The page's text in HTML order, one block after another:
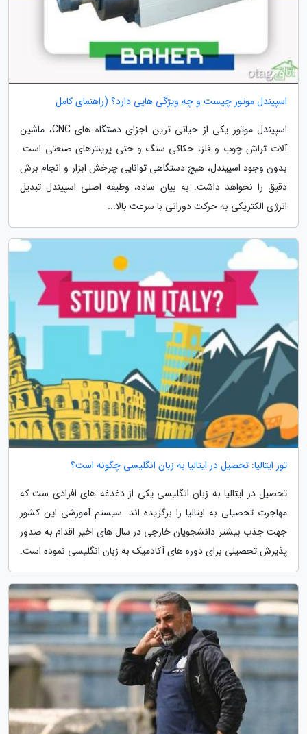
اسپیندل موتور چیست و چه ویژگی هایی دارد؟ (راهنمای کامل
اسپیندل موتور یکی از حیاتی ترین اجزای دستگاه های CNC، ماشین
آلات تراش چوب و فلز، حکاکی سنگ و حتی پرینترهای صنعتی است.
بدون وجود اسپیندل، هیچ دستگاهی توانایی چرخش ابزار و انجام برش
دقیق را نخواهد داشت. به بیان ساده، وظیفه اصلی اسپیندل تبدیل
انرژی الکتریکی به حرکت دورانی با سرعت بالا...
تور ایتالیا: تحصیل در ایتالیا به زبان انگلیسی چگونه است؟
تحصیل در ایتالیا به زبان انگلیسی یکی از دغدغه های افرادی ست که
مهاجرت تحصیلی به ایتالیا را برگزیده اند. سیستم آموزشی این کشور
جهت جذب بیشتر دانشجویان خارجی در سال های اخیر اقدام به صدور
پذیرش تحصیلی برای دوره های آکادمیک به زبان انگلیسی نموده است.